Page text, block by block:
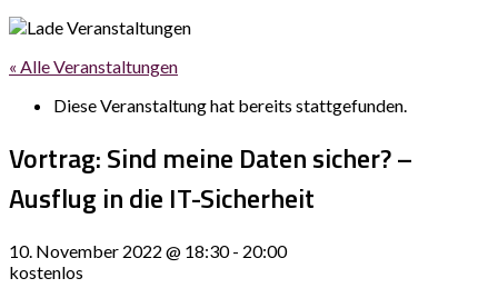
« Alle Veranstaltungen
Diese Veranstaltung hat bereits stattgefunden.
Vortrag: Sind meine Daten sicher? –
Ausflug in die IT-Sicherheit
10. November 2022 @ 18:30- 20:00
kostenlos